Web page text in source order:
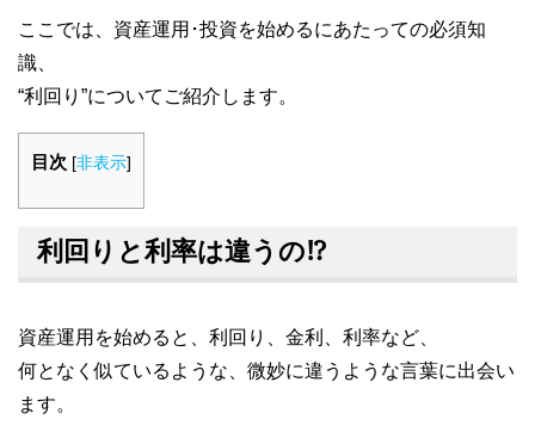
ここでは、資産運用･投資を始めるにあたっての必須知
識、
“利回り”についてご紹介します。
目次 [非表示]
利回りと利率は違うの⁉
資産運用を始めると、利回り、金利、利率など、
何となく似ているような、微妙に違うような言葉に出会い
ます。